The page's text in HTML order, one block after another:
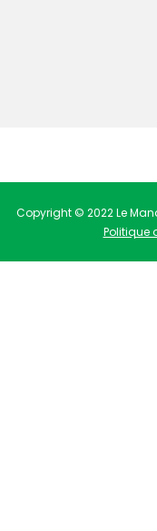
Copyright © 2022 Le
Politique